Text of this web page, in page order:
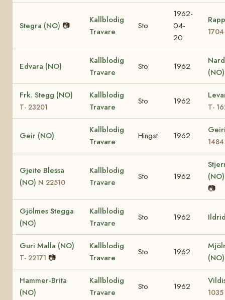
Stegra (NO) 📷
Kallblodig
Travare
Sto
1962-
04-
20
1704
Edvara (NO)
Kallblodig
Travare
Sto 1962
(NO)
Frk. Stegg (NO)
T- 23201
Kallblodig
Travare
Sto 1962
T-
Geir (NO)
Kallblodig
Travare
Hingst 1962
1484
Gjeite Blessa
(NO) N 22510
Kallblodig
Travare
Sto 1962
📷
Gjölmes Stegga
(NO)
Kallblodig
Travare
Sto 1962
Guri Malla (NO)
T- 22171 📷
Kallblodig
Travare
Sto 1962
Hammer-Brita
(NO)
Kallblodig
Travare
Sto 1962
1035